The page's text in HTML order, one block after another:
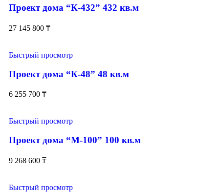
Проект дома “К-432” 432 кв.м
27 145 800 ₸
Быстрый просмотр
Проект дома “К-48” 48 кв.м
6 255 700 ₸
Быстрый просмотр
Проект дома “М-100” 100 кв.м
9 268 600 ₸
Быстрый просмотр